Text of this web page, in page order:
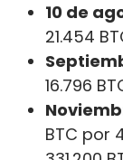
10 de
21.454
16.796
BTC por